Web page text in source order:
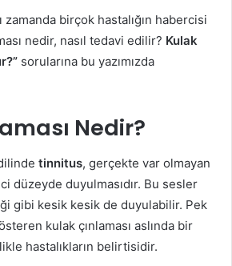
zamanda birçok hastalığın habercisi
nedir, nasıl tedavi edilir? Kulak
sorularına bu yazımızda
Nedir?
tinnitus, gerçekte var olmayan
düzeyde duyulmasıdır. Bu sesler
gibi kesik kesik de duyulabilir. Pek
kulak çınlaması aslında bir
hastalıkların belirtisidir.